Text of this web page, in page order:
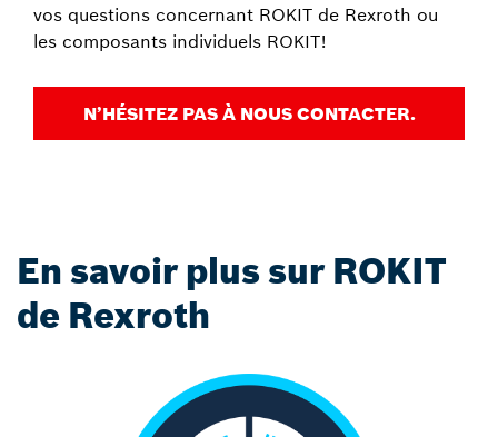
vos questions concernant ROKIT de Rexroth ou
les composants individuels ROKIT!
N’HÉSITEZ PAS À NOUS CONTACTER.
En savoir plus sur ROKIT
de Rexroth